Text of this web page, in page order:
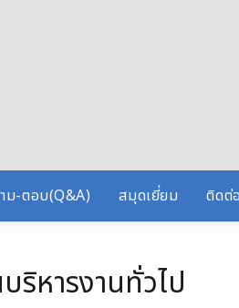
ม-ตอบ(Q&A) สมุดเยี่ยม ติดต่
ริหารงานทั่วไป